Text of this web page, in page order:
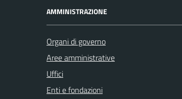
AMMINISTRAZIONE
Organi di governo
Aree amministrative
Uffici
Enti e fondazioni